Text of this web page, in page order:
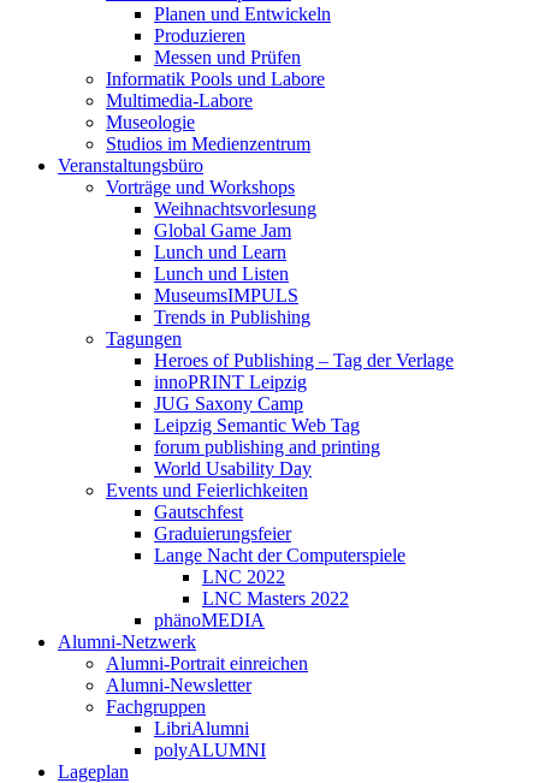
Planen und Entwickeln
Produzieren
Messen und Prüfen
Informatik Pools und Labore
Multimedia-Labore
Museologie
Studios im Medienzentrum
Veranstaltungsbüro
Vorträge und Workshops
Weihnachtsvorlesung
Global Game Jam
Lunch und Learn
Lunch und Listen
MuseumsIMPULS
Trends in Publishing
Tagungen
Heroes of Publishing – Tag der Verlage
innoPRINT Leipzig
JUG Saxony Camp
Leipzig Semantic Web Tag
forum publishing and printing
World Usability Day
Events und Feierlichkeiten
Gautschfest
Graduierungsfeier
Lange Nacht der Computerspiele
LNC 2022
LNC Masters 2022
phänoMEDIA
Alumni-Netzwerk
Alumni-Portrait einreichen
Alumni-Newsletter
Fachgruppen
LibriAlumni
polyALUMNI
Lageplan